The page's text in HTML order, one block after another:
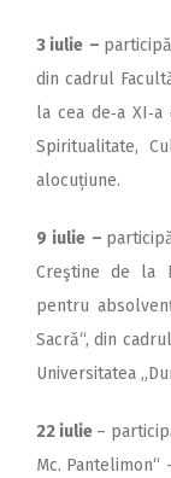
3 iulie –
din cadrul
la cea de‑a
Spiritualitate,
alo­cu­țiune.
9 iulie –
Creştine de la
pentru
Sacră“, din
Universitatea
22 iulie –
Mc.